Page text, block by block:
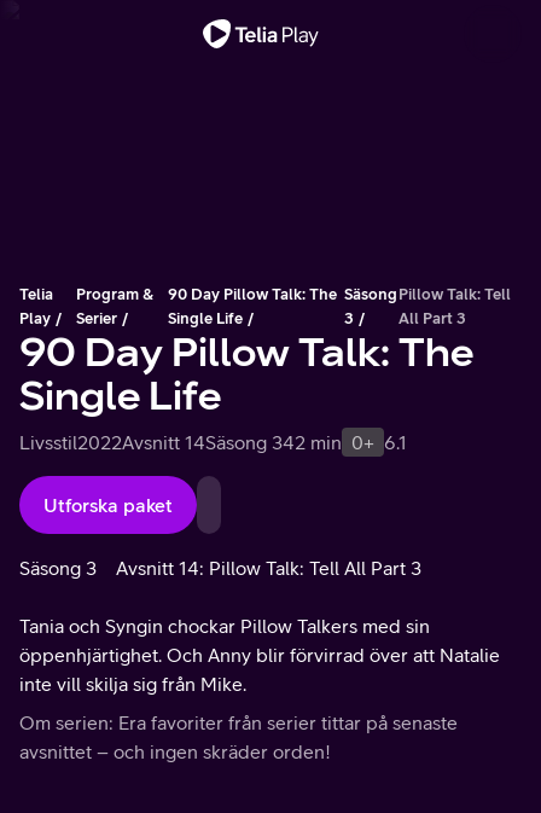
Telia
Play
Program &
Serier
90 Day Pillow Talk: The
Single Life
Säsong
3
Pillow Talk: Tell
All Part 3
90 Day Pillow Talk: The
Single Life
Livsstil2022Avsnitt 14Säsong 342 min 0+ 6.1
Utforska paket
Säsong 3 Avsnitt 14: Pillow Talk: Tell All Part 3
Tania och Syngin chockar Pillow Talkers med sin
öppenhjärtighet. Och Anny blir förvirrad över att Natalie
inte vill skilja sig från Mike.
Om serien: Era favoriter från serier tittar på senaste
avsnittet – och ingen skräder orden!